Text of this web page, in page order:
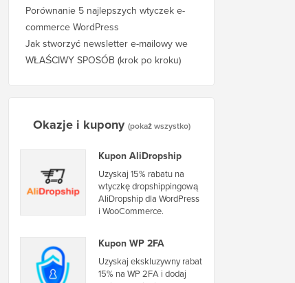
Porównanie 5 najlepszych wtyczek e-
commerce WordPress
Jak stworzyć newsletter e-mailowy we
WŁAŚCIWY SPOSÓB (krok po kroku)
Okazje i kupony (pokaż wszystko)
Kupon AliDropship
Uzyskaj 15% rabatu na
wtyczkę dropshippingową
AliDropship dla WordPress
i WooCommerce.
Kupon WP 2FA
Uzyskaj ekskluzywny rabat
15% na WP 2FA i dodaj